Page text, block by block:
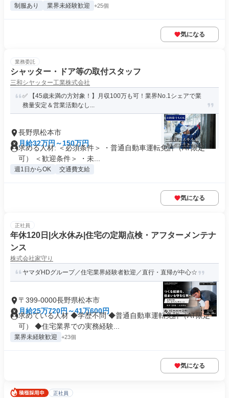
制服あり 業界未経験歓迎 +25個
気になる
業務委託
シャッター・ドア等の取付スタッフ
三和シヤッター工業株式会社
✅ 【45歳未満の方対象！】月収100万も可！業界No.1シェアで業
務量安定＆営業活動なし...
長野県松本市
月給32万円～150万円
求める人材: ＜必須条件＞ ・普通自動車運転免許（AT限定
可） ＜歓迎条件＞ ・未...
週1日からOK 交通費支給
気になる
正社員
年休120日|火水休み|住宅の定期点検・アフターメンテナ
ンス
株式会社家守り
ヤマダHDグループ／住宅業界経験者歓迎／直行・直帰が中心☆
〒399-0000長野県松本市
月給25万720円～41万600円
求めている人材 ◆学歴不問 ◆普通自動車運転免許（AT限定
可） ◆住宅業界での実務経験...
業界未経験歓迎 +23個
気になる
正社員